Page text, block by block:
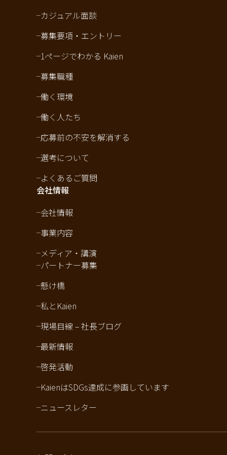
カジュアル面談
募集要項・エントリー
1ページでわかる Kaien
募集職種
働く環境
働く人たち
応募前の不安を解消する
選考について
よくあるご質問
会社情報
会社情報
事業内容
メディア・講演
パートナー募集
懸け橋
私とKaien
現場目線 – 社長ブログ
最新情報
啓発活動
KaienはSDGs達成に参画しています
ニュースレター